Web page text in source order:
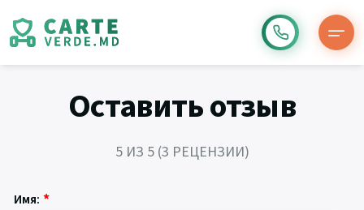
Оставить отзыв
5ИЗ 5 (3 РЕЦЕНЗИИ)
Имя: *